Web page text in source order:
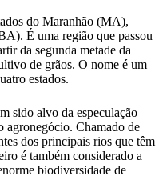
do Maranhão (MA),
É uma região que passou
da segunda metade da
de grãos. O nome é um
estados.
sido alvo da especulação
agronegócio. Chamado de
dos principais rios que têm
é também considerado a
biodiversidade de